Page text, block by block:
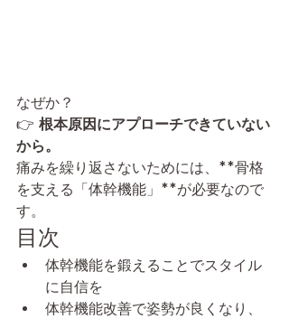
なぜか？
👉 根本原因にアプローチできていない
から。
痛みを繰り返さないためには、**骨格
を支える「体幹機能」**が必要なので
す。
目次
体幹機能を鍛えることでスタイル
に自信を
体幹機能改善で姿勢が良くなり、